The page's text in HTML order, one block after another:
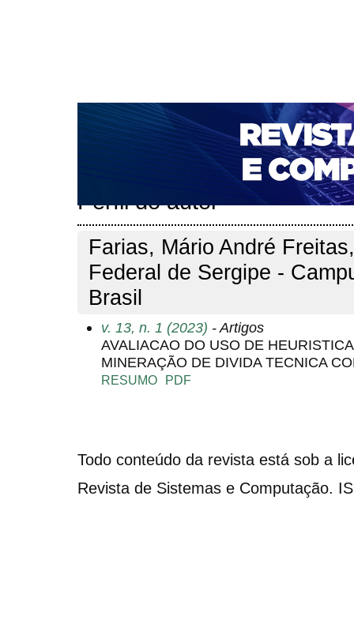
CAPA SOBRE ACESSO CADASTRO
NOTÍCIAS
PORTAL DE REVISTAS DA UNIFACS
PARA AVALIADORES
NOVA SUBMISSÃO
Perfil do autor
Farias, Mário André
Federal de Sergipe -
Brasil
v. 13, n. 1 (2023) - Artigos
AVALIACAO DO USO DE
MINERAÇÃO DE DIVIDA TECNICA
RESUMO PDF
Todo conteúdo da revista está sob a
Revista de Sistemas e Computação.